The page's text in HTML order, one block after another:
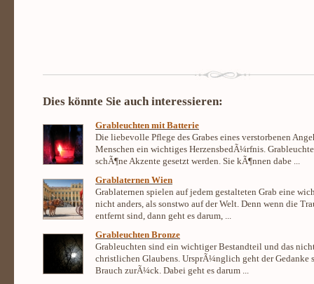
Dies könnte Sie auch interessieren:
Grableuchten mit Batterie
Die liebevolle Pflege des Grabes eines verstorbenen
Menschen ein wichtiges HerzensbedÃ¼rfnis.
schÃ¶ne Akzente gesetzt werden. Sie kÃ¶nnen dabe ...
Grablaternen Wien
Grablaternen spielen auf jedem gestalteten Grab eine
nicht anders, als sonstwo auf der Welt. Denn wenn die
entfernt sind, dann geht es darum, ...
Grableuchten Bronze
Grableuchten sind ein wichtiger Bestandteil und das
christlichen Glaubens. UrsprÃ¼nglich geht der Gedanke
Brauch zurÃ¼ck. Dabei geht es darum ...